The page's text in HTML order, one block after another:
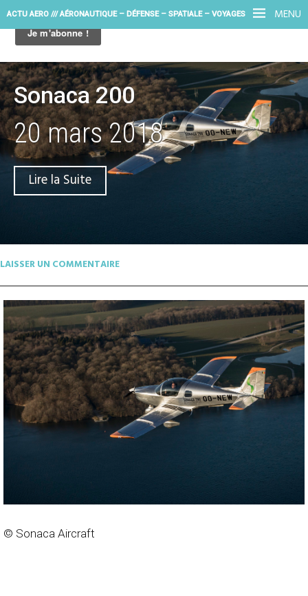
MENU
ACTU AERO /// AÉRONAUTIQUE – DÉFENSE – SPATIALE – VOYAGES
Sonaca 200
20 mars 2018
Lire la Suite
LAISSER UN COMMENTAIRE
© Sonaca Aircraft